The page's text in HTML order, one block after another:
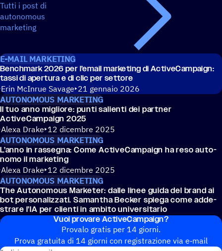
Tutti i post di
autonomous
marketing
E-MAIL MARKETING
Bench­mark 2026 per l’email marke­ting di ActiveCampaign:
tassi di aper­tura e di clic per settore
Erin McInrue Savage 21 gennaio 2026
AUTONOMOUS MARKETING
Il tuo anno migliore: punti salienti dei partner
ActiveCampaign 2025
Alexa Drake 12 dicembre 2025
AUTONOMOUS MARKETING
L’anno in rasse­gna: Come ActiveCampaign ha reso auto­
nomo il marketing
Alexa Drake 12 dicembre 2025
AUTONOMOUS MARKETING
The Auto­no­mous Marke­ter: dalle linee guida del brand ai
bot perso­na­liz­zati. Saman­tha Becker spiega come adde­
strare l’IA per clienti in ambito universitario
Ana Cvetković 11 dicembre 2025
Vuoi provare ActiveCampaign?
Provalo gratis per 14 giorni.
Prova gratuita di 14 giorni con regi­stra­zione via e‑mail